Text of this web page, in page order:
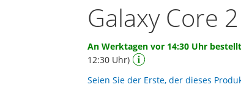
Galaxy Core
An Werktagen vor 14:30 Uhr
12:30 Uhr)
Seien Sie der Erste, der dieses